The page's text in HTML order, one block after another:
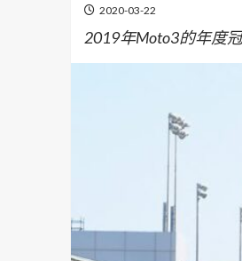
2020-03-22
2019年Moto3的年度